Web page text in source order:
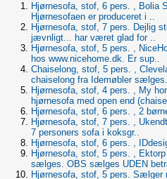
Hjørnesofa, stof, 6 pers. , Bolia
Hjørnesofaen er produceret i ..
Hjørnesofa, stof, 7 pers. Dejlig
jævnligt... har været glad for ..
Hjørnesofa, stof, 5 pers. ,
hos www.nicehome.dk. Er sup..
Chaiselong, stof, 5 pers. ,
chaiselong fra Idemøbler
Hjørnesofa, stof, 4 pers. , My
hjørnesofa med open end
Hjørnesofa, stof, 6 pers. , 2
Hjørnesofa, stof, 7 pers. ,
7 personers sofa i koksgr..
Hjørnesofa, stof, 6 pers. ,
Hjørnesofa, stof, 5 pers. ,
sælges. OBS sælges UDEN
Hjørnesofa, stof, 5 pers. Sælger